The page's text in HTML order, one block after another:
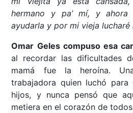
hermano y pa’ mí, y
ayudarla y por mi vieja lucharé
Omar Geles compuso esa
al recordar las dificultades
mamá fue la heroína.
trabajadora quien luchó para
hijos, y nunca pensó que
metiera en el corazón de